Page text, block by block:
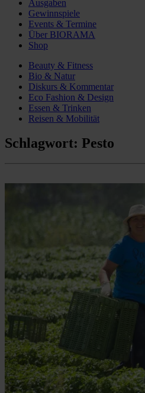
Ausgaben
Gewinnspiele
Events & Termine
Über BIORAMA
Shop
Beauty & Fitness
Bio & Natur
Diskurs & Kommentar
Eco Fashion & Design
Essen & Trinken
Reisen & Mobilität
Schlagwort: Pesto